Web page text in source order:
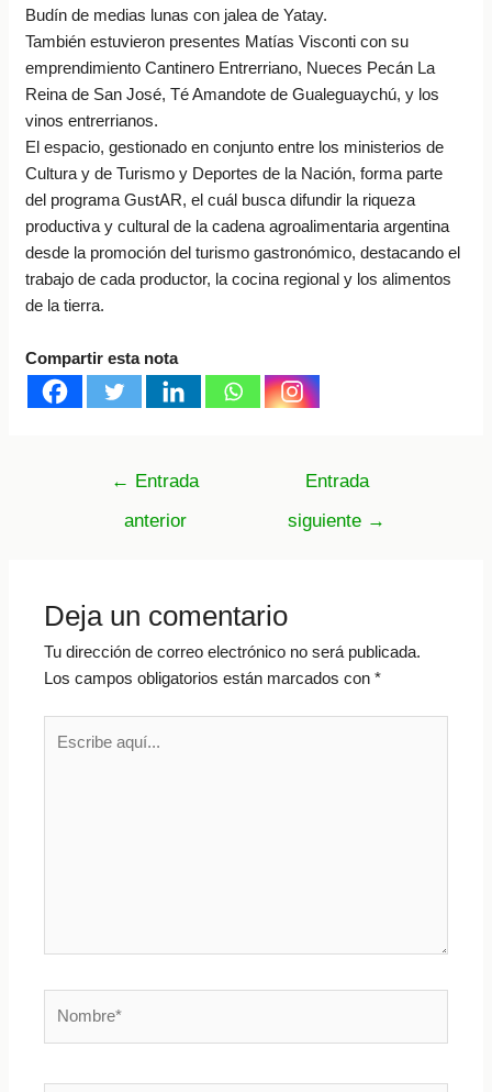
Budín de medias lunas con jalea de Yatay.
También estuvieron presentes Matías Visconti con su
emprendimiento Cantinero Entrerriano, Nueces Pecán La
Reina de San José, Té Amandote de Gualeguaychú, y los
vinos entrerrianos.
El espacio, gestionado en conjunto entre los ministerios de
Cultura y de Turismo y Deportes de la Nación, forma parte
del programa GustAR, el cuál busca difundir la riqueza
productiva y cultural de la cadena agroalimentaria argentina
desde la promoción del turismo gastronómico, destacando el
trabajo de cada productor, la cocina regional y los alimentos
de la tierra.
Compartir esta nota
Navegación
entradas
← Entrada
anterior
Entrada
siguiente →
Deja un comentario
Tu dirección de correo electrónico no será publicada.
Los campos obligatorios están marcados con*
aquí...